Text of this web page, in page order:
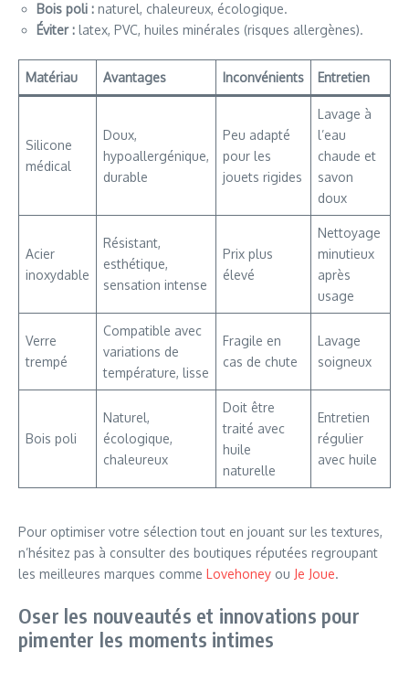
Bois poli : naturel, chaleureux, écologique.
Éviter : latex, PVC, huiles minérales (risques allergènes).
Matériau Avantages Inconvénients Entretien
Silicone
médical
Doux,
hypoallergénique,
durable
Peu adapté
pour les
jouets rigides
Lavage à
l’eau
chaude et
savon
doux
Acier
inoxydable
Résistant,
esthétique,
sensation intense
Prix plus
élevé
Nettoyage
minutieux
après
usage
Verre
trempé
Compatible avec
variations de
température, lisse
Fragile en
cas de chute
Lavage
soigneux
Bois poli
Naturel,
écologique,
chaleureux
Doit être
traité avec
huile
naturelle
Entretien
régulier
avec huile
Pour optimiser votre sélection tout en jouant sur les textures,
n’hésitez pas à consulter des boutiques réputées regroupant
les meilleures marques comme Lovehoney ou Je Joue.
Oser les nouveautés et innovations pour
pimenter les moments intimes